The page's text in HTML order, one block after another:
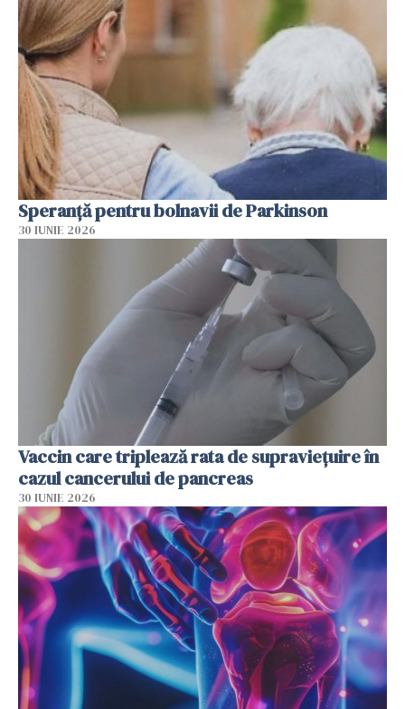
Speranță pentru bolnavii de Parkinson
30 IUNIE 2026
Vaccin care triplează rata de supraviețuire în
cazul cancerului de pancreas
30 IUNIE 2026